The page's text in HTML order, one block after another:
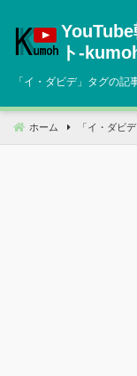
へ
動
ト
「イ・ダビデ」タグの記
ホーム 「 イ・ダビデ